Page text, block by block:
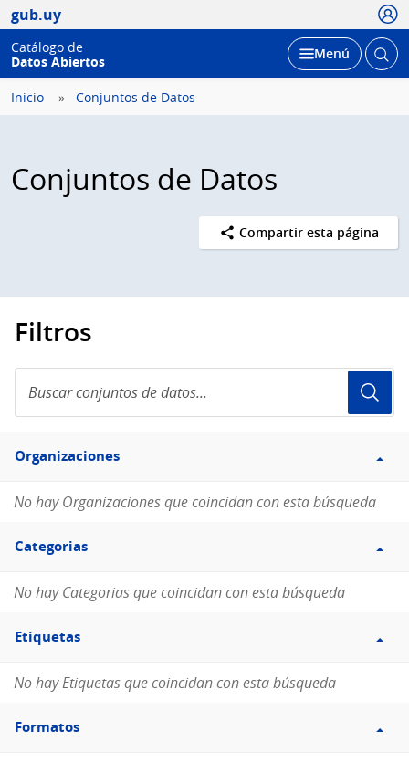
gub.uy
Catálogo de
Datos Abiertos
Desplegar
Menú Abrir
Inicio Conjuntos de Datos
Conjuntos de Datos
Compartir esta página
Filtros
conjuntos
de
Filtro
Organizaciones
Organizaciones
No hay Organizaciones que coincidan con esta búsqueda
Filtro
Categorias
Categorias
No hay Categorias que coincidan con esta búsqueda
Filtro
Etiquetas
Etiquetas
No hay Etiquetas que coincidan con esta búsqueda
Filtro
Formatos
Formatos